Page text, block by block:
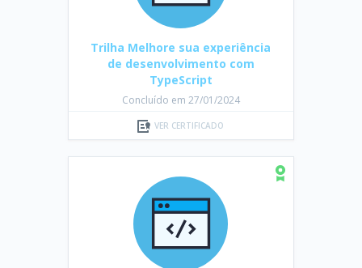
Trilha Melhore sua experiência
de desenvolvimento com
TypeScript
Concluído em 27/01/2024
VER CERTIFICADO